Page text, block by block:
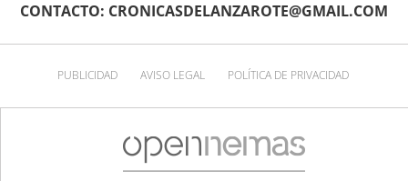
CONTACTO: CRONICASDELANZAROTE@GMAIL.COM
PUBLICIDAD AVISO LEGAL POLÍTICA DE PRIVACIDAD